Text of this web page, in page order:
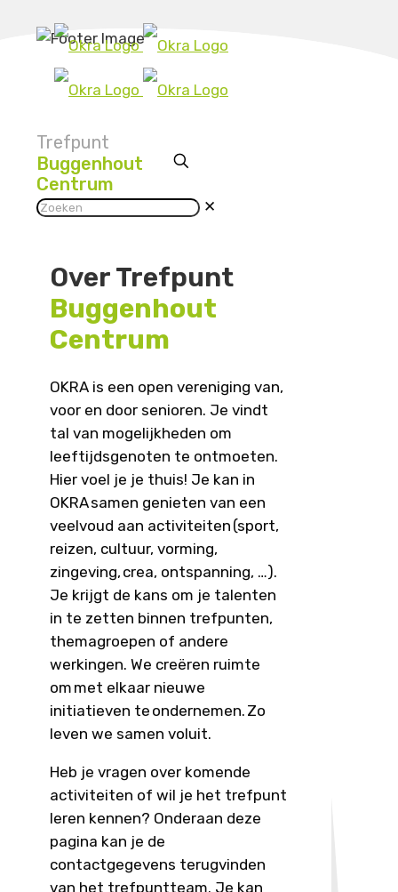
Trefpunt
Buggenhout
Centrum
✕
Over Trefpunt
Buggenhout
Centrum
OKRA is een open vereniging van,
voor en door senioren. Je vindt
tal van mogelijkheden om
leeftijdsgenoten te ontmoeten.
Hier voel je je thuis! Je kan in
OKRA samen genieten van een
veelvoud aan activiteiten (sport,
reizen, cultuur, vorming,
zingeving, crea, ontspanning, …).
Je krijgt de kans om je talenten
in te zetten binnen trefpunten,
themagroepen of andere
werkingen. We creëren ruimte
om met elkaar nieuwe
initiatieven te ondernemen. Zo
leven we samen voluit.
Heb je vragen over komende
activiteiten of wil je het trefpunt
leren kennen? Onderaan deze
pagina kan je de
contactgegevens terugvinden
van het trefpuntteam. Je kan